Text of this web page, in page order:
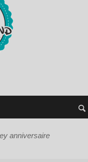
anniversaire